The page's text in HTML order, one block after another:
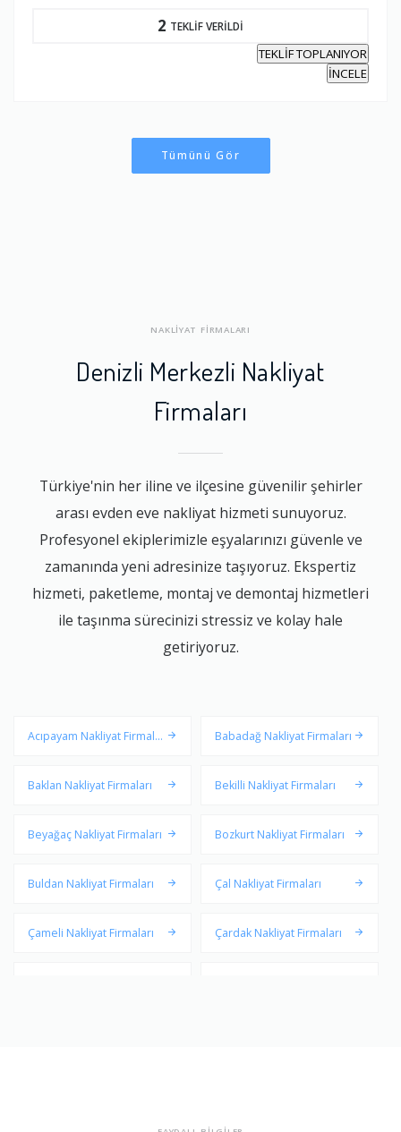
2 TEKLİF VERİLDİ
TEKLİF TOPLANIYOR
İNCELE
Tümünü Gör
NAKLİYAT FİRMALARI
Denizli Merkezli Nakliyat
Firmaları
Türkiye'nin her iline ve ilçesine güvenilir şehirler
arası evden eve nakliyat hizmeti sunuyoruz.
Profesyonel ekiplerimizle eşyalarınızı güvenle ve
zamanında yeni adresinize taşıyoruz. Ekspertiz
hizmeti, paketleme, montaj ve demontaj hizmetleri
ile taşınma sürecinizi stressiz ve kolay hale
getiriyoruz.
Acıpayam Nakliyat Firmalar
Babadağ Nakliyat Firmaları
Baklan Nakliyat Firmaları Bekilli Nakliyat Firmaları
Beyağaç Nakliyat Firmaları Bozkurt Nakliyat Firmaları
Buldan Nakliyat Firmaları Çal Nakliyat Firmaları
Çameli Nakliyat Firmaları Çardak Nakliyat Firmaları